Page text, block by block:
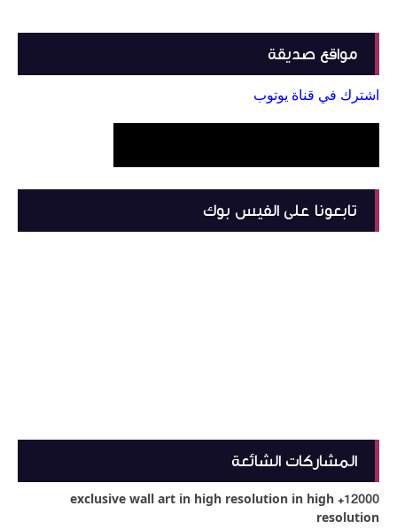
مواقع صديقة
اشترك في قناة يوتوب
تابعونا على الفيس بوك
المشاركات الشائعة
12000+ exclusive wall art in high resolution in high
resolution